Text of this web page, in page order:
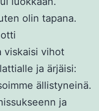
olin tapana.
viskaisi vihot
ja ärjäisi:
ällistyneinä.
ja